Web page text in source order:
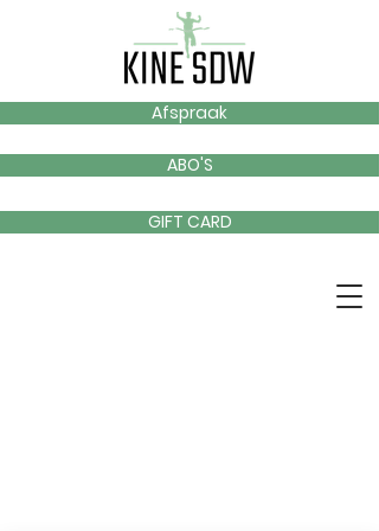
Afspraak
GIFT CARD
ABO'S